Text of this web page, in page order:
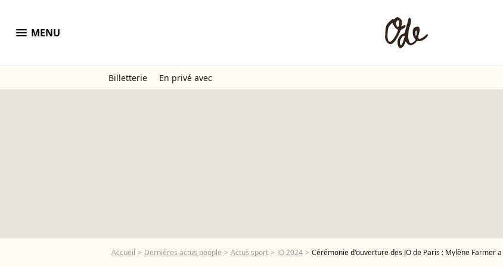
menu MENU
Billetterie En privé avec
Accueil Dernières actus people Actus sport JO 2024 Cérémonie d'ouverture des JO de Paris : Mylène Farmer a